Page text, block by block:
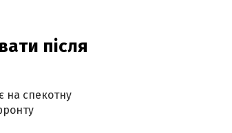
після
на спекотну